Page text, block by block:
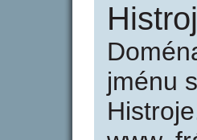
jménu